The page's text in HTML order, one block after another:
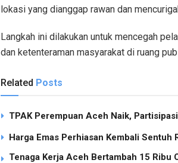
lokasi yang dianggap rawan dan
Langkah ini dilakukan untuk mencegah
dan ketenteraman masyarakat di ruang
Related Posts
TPAK Perempuan Aceh Naik,
Harga Emas Perhiasan Kembali
Tenaga Kerja Aceh Bertambah 15